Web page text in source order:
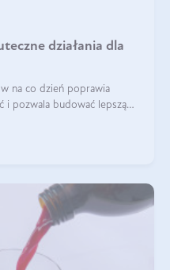
działania dla
na co dzień poprawia
i pozwala budować lepszą